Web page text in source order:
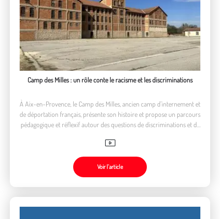
Camp des Milles : un rôle conte le racisme et les discriminations
À Aix-en-Provence, le Camp des Milles, ancien camp d'internement et
de déportation français, présente son histoire et propose un parcours
pédagogique et réflexif autour des questions de discriminations et de
Voir l’article